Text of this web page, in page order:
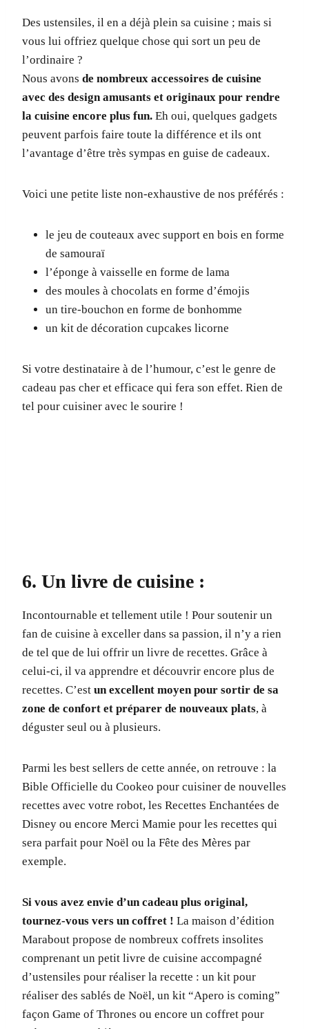
Des ustensiles, il en a déjà plein sa cuisine ; mais si
vous lui offriez quelque chose qui sort un peu de
l’ordinaire ?
Nous avons de nombreux accessoires de cuisine
avec des design amusants et originaux pour rendre
la cuisine encore plus fun. Eh oui, quelques gadgets
peuvent parfois faire toute la différence et ils ont
l’avantage d’être très sympas en guise de cadeaux.
Voici une petite liste non-exhaustive de nos préférés :
le jeu de couteaux avec support en bois en forme
de samouraï
l’éponge à vaisselle en forme de lama
des moules à chocolats en forme d’émojis
un tire-bouchon en forme de bonhomme
un kit de décoration cupcakes licorne
Si votre destinataire à de l’humour, c’est le genre de
cadeau pas cher et efficace qui fera son effet. Rien de
tel pour cuisiner avec le sourire !
6. Un livre de cuisine :
Incontournable et tellement utile ! Pour soutenir un
fan de cuisine à exceller dans sa passion, il n’y a rien
de tel que de lui offrir un livre de recettes. Grâce à
celui-ci, il va apprendre et découvrir encore plus de
recettes. C’est un excellent moyen pour sortir de sa
zone de confort et préparer de nouveaux plats, à
déguster seul ou à plusieurs.
Parmi les best sellers de cette année, on retrouve : la
Bible Officielle du Cookeo pour cuisiner de nouvelles
recettes avec votre robot, les Recettes Enchantées de
Disney ou encore Merci Mamie pour les recettes qui
sera parfait pour Noël ou la Fête des Mères par
exemple.
Si vous avez envie d’un cadeau plus original,
tournez-vous vers un coffret ! La maison d’édition
Marabout propose de nombreux coffrets insolites
comprenant un petit livre de cuisine accompagné
d’ustensiles pour réaliser la recette : un kit pour
réaliser des sablés de Noël, un kit “Apero is coming”
façon Game of Thrones ou encore un coffret pour